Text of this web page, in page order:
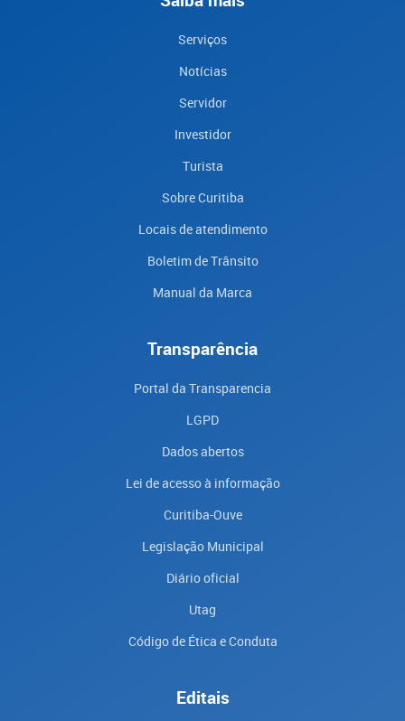
Serviços
Notícias
Servidor
Investidor
Turista
Sobre Curitiba
Locais de atendimento
Boletim de Trânsito
Manual da Marca
Transparência
Portal da Transparencia
LGPD
Dados abertos
Lei de acesso à informação
Curitiba-Ouve
Legislação Municipal
Diário oficial
Utag
Código de Ética e Conduta
Editais